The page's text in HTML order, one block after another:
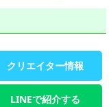
クリエイター情報
LINEで紹介する